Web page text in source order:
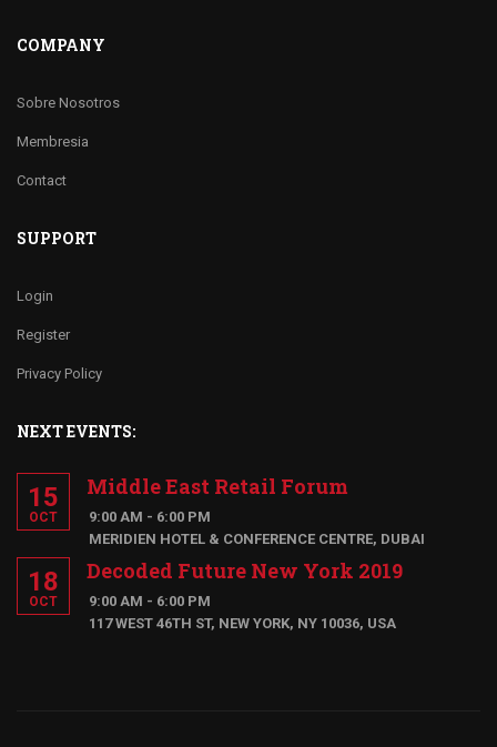
COMPANY
Sobre Nosotros
Membresia
Contact
SUPPORT
Login
Register
Privacy Policy
NEXT EVENTS:
15
OCT
Middle East Retail Forum
9:00 AM - 6:00 PM
MERIDIEN HOTEL & CONFERENCE CENTRE, DUBAI
18
OCT
Decoded Future New York 2019
9:00 AM - 6:00 PM
117 WEST 46TH ST, NEW YORK, NY 10036, USA